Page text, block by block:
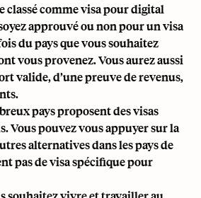
classé comme visa pour digital
approuvé ou non pour un visa
du pays que vous souhaitez
vous provenez. Vous aurez aussi
valide, d’une preuve de revenus,
pays proposent des visas
Vous pouvez vous appuyer sur la
alternatives dans les pays de
pas de visa spécifique pour